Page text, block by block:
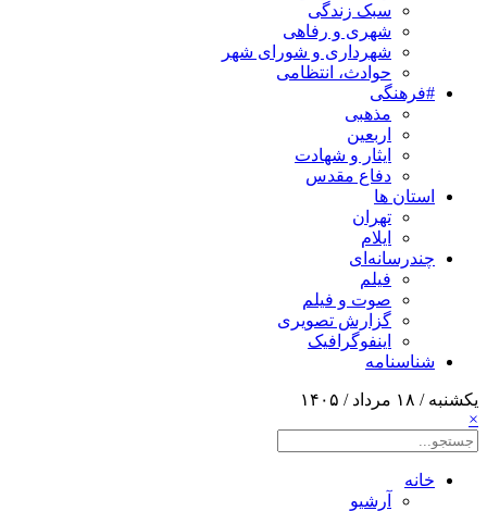
سبک زندگی
شهری و رفاهی
شهرداری و شورای شهر
حوادث، انتظامی
#فرهنگی
مذهبی
اربعین
ایثار و شهادت
دفاع مقدس
استان ها
تهران
ایلام
چندرسانه‌ای
فیلم
صوت و فیلم
گزارش تصویری
اینفوگرافیک
شناسنامه
یکشنبه / ۱۸ مرداد / ۱۴۰۵
×
خانه
آرشیو